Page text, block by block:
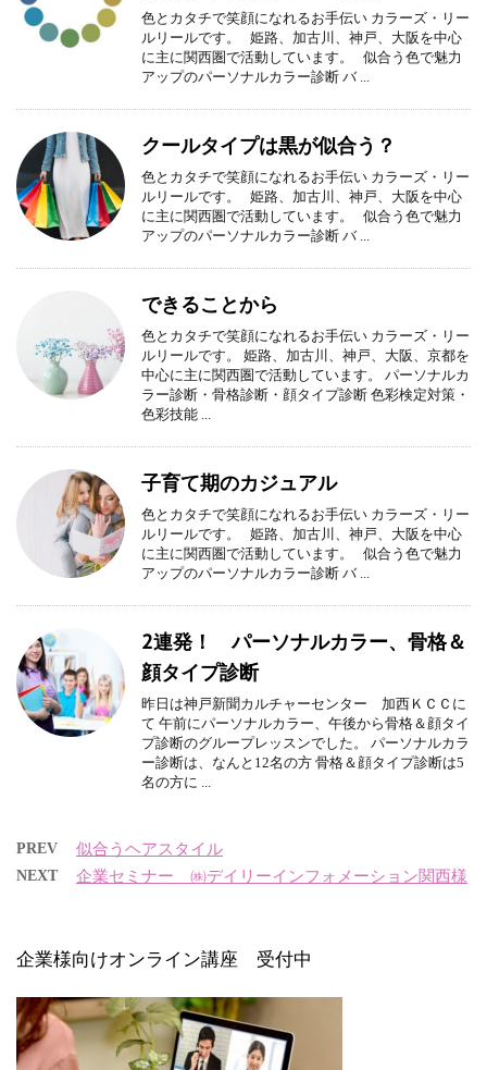
色とカタチで笑顔になれるお手伝い カラーズ・リー
ルリールです。 姫路、加古川、神戸、大阪を中心
に主に関西圏で活動しています。 似合う色で魅力
アップのパーソナルカラー診断 バ ...
クールタイプは黒が似合う？
色とカタチで笑顔になれるお手伝い カラーズ・リー
ルリールです。 姫路、加古川、神戸、大阪を中心
に主に関西圏で活動しています。 似合う色で魅力
アップのパーソナルカラー診断 バ ...
できることから
色とカタチで笑顔になれるお手伝い カラーズ・リー
ルリールです。 姫路、加古川、神戸、大阪、京都を
中心に主に関西圏で活動しています。 パーソナルカ
ラー診断・骨格診断・顔タイプ診断 色彩検定対策・
色彩技能 ...
子育て期のカジュアル
色とカタチで笑顔になれるお手伝い カラーズ・リー
ルリールです。 姫路、加古川、神戸、大阪を中心
に主に関西圏で活動しています。 似合う色で魅力
アップのパーソナルカラー診断 バ ...
2連発！ パーソナルカラー、骨格＆
顔タイプ診断
昨日は神戸新聞カルチャーセンター 加西ＫＣＣに
て 午前にパーソナルカラー、午後から骨格＆顔タイ
プ診断のグループレッスンでした。 パーソナルカラ
ー診断は、なんと12名の方 骨格＆顔タイプ診断は5
名の方に ...
PREV 似合うヘアスタイル
NEXT 企業セミナー ㈱デイリーインフォメーション関西様
企業様向けオンライン講座 受付中